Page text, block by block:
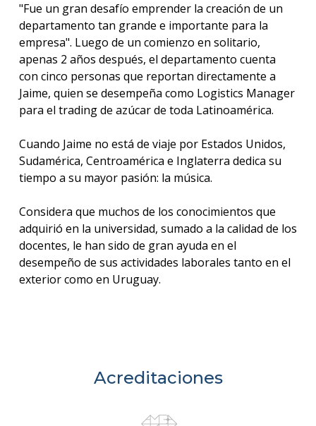
"Fue un gran desafío emprender la creación de un
departamento tan grande e importante para la
empresa". Luego de un comienzo en solitario,
apenas 2 años después, el departamento cuenta
con cinco personas que reportan directamente a
Jaime, quien se desempeña como Logistics Manager
para el trading de azúcar de toda Latinoamérica.
Cuando Jaime no está de viaje por Estados Unidos,
Sudamérica, Centroamérica e Inglaterra dedica su
tiempo a su mayor pasión: la música.
Considera que muchos de los conocimientos que
adquirió en la universidad, sumado a la calidad de los
docentes, le han sido de gran ayuda en el
desempeño de sus actividades laborales tanto en el
exterior como en Uruguay.
Acreditaciones